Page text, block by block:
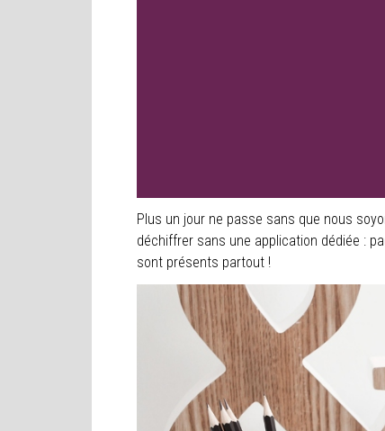
Plus un jour ne passe sans que nous
déchiffrer sans une application dédiée :
sont présents partout !